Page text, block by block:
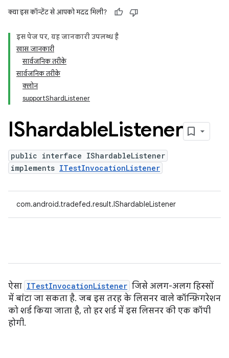
क्या इस कॉन्टेंट से आपको मदद मिली?
इस पेज पर, यह जानकारी उपलब्ध है
खास जानकारी
सार्वजनिक तरीके
सार्वजनिक तरीके
क्लोन
supportShardListener
IShardableListener
public interface IShardableListener
implements ITestInvocationListener
com.android.tradefed.result.IShardableListener
ऐसा ITestInvocationListener जिसे अलग-अलग हिस्सों
में बांटा जा सकता है. जब इस तरह के लिसनर वाले कॉन्फ़िगरेशन
को शर्ड किया जाता है, तो हर शर्ड में इस लिसनर की एक कॉपी
होगी.